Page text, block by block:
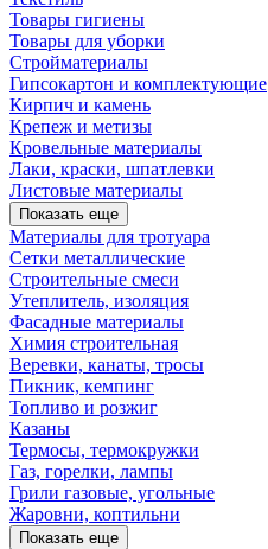
Товары гигиены
Товары для уборки
Стройматериалы
Гипсокартон и комплектующие
Кирпич и камень
Крепеж и метизы
Кровельные материалы
Лаки, краски, шпатлевки
Листовые материалы
Показать еще
Материалы для тротуара
Сетки металлические
Строительные смеси
Утеплитель, изоляция
Фасадные материалы
Химия строительная
Веревки, канаты, тросы
Пикник, кемпинг
Топливо и розжиг
Казаны
Термосы, термокружки
Газ, горелки, лампы
Грили газовые, угольные
Жаровни, коптильни
Показать еще